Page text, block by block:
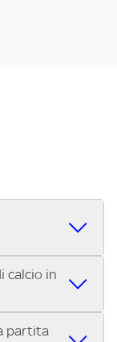
a te per
Sky Wifi, la
la UEFA
la MotoGP™ e
calcio in
le partite
partita